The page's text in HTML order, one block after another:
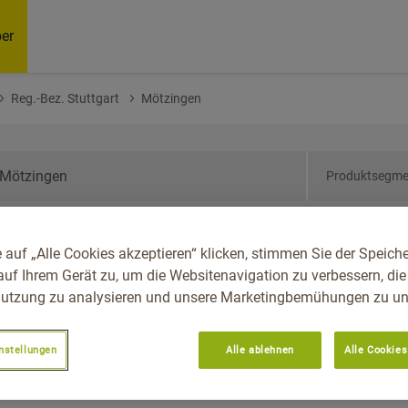
Reg.-Bez. Stuttgart Mötzingen
Württemberg, Reg.-
auf „Alle Cookies akzeptieren“ klicken, stimmen Sie der
Ihrem Gerät zu, um die Websitenavigation zu verbessern, die
zu analysieren und unsere Marketingbemühungen zu
Alle ablehnen Alle